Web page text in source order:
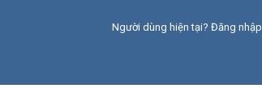
Người dùng hiện tại? Đăng nhập